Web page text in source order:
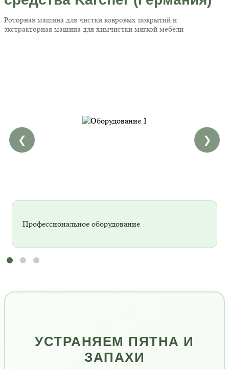
Роторная машина для чистки ковровых покрытий и
экстракторная машина для химчистки мягкой мебели
Профессиональное оборудование
❮ ❯
УСТРАНЯЕМ ПЯТНА И
ЗАПАХИ